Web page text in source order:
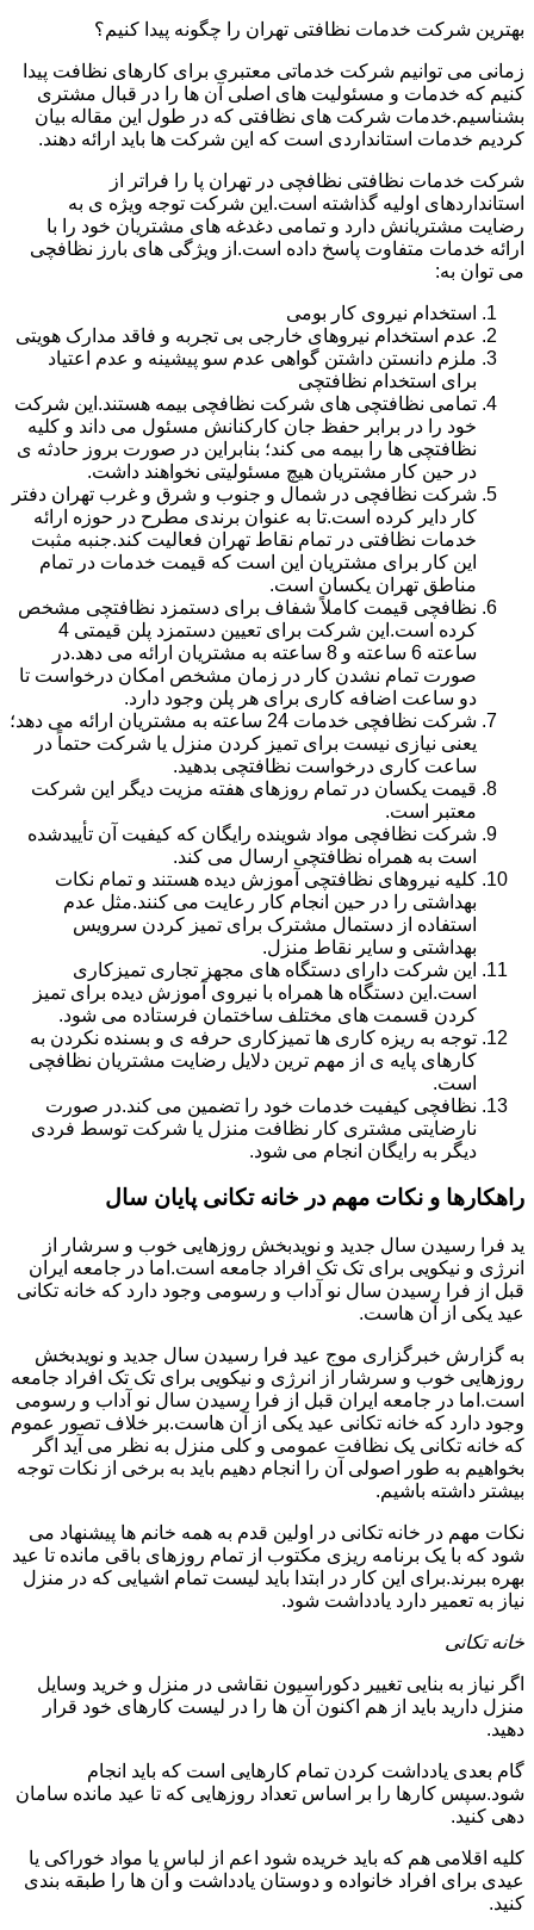
بهترین شرکت خدمات نظافتی تهران را چگونه پیدا کنیم؟
زمانی می توانیم شرکت خدماتی معتبری برای کارهای نظافت پیدا
کنیم که خدمات و مسئولیت های اصلی آن ها را در قبال مشتری
بشناسیم.خدمات شرکت های نظافتی که در طول این مقاله بیان
کردیم خدمات استانداردی است که این شرکت ها باید ارائه دهند.
شرکت خدمات نظافتی نظافچی در تهران پا را فراتر از
استانداردهای اولیه گذاشته است.این شرکت توجه ویژه ی به
رضایت مشتریانش دارد و تمامی دغدغه های مشتریان خود را با
ارائه خدمات متفاوت پاسخ داده است.از ویژگی های بارز نظافچی
می توان به:
استخدام نیروی کار بومی
عدم استخدام نیروهای خارجی بی تجربه و فاقد مدارک هویتی
ملزم دانستن داشتن گواهی عدم سو پیشینه و عدم اعتیاد
برای استخدام نظافتچی
تمامی نظافتچی های شرکت نظافچی بیمه هستند.این شرکت
خود را در برابر حفظ جان کارکنانش مسئول می داند و کلیه
نظافتچی ها را بیمه می کند؛ بنابراین در صورت بروز حادثه ی
در حین کار مشتریان هیچ مسئولیتی نخواهند داشت.
شرکت نظافچی در شمال و جنوب و شرق و غرب تهران دفتر
کار دایر کرده است.تا به عنوان برندی مطرح در حوزه ارائه
خدمات نظافتی در تمام نقاط تهران فعالیت کند.جنبه مثبت
این کار برای مشتریان این است که قیمت خدمات در تمام
مناطق تهران یکسان است.
نظافچی قیمت کاملاً شفاف برای دستمزد نظافتچی مشخص
کرده است.این شرکت برای تعیین دستمزد پلن قیمتی 4
ساعته 6 ساعته و 8 ساعته به مشتریان ارائه می دهد.در
صورت تمام نشدن کار در زمان مشخص امکان درخواست تا
دو ساعت اضافه کاری برای هر پلن وجود دارد.
شرکت نظافچی خدمات 24 ساعته به مشتریان ارائه می دهد؛
یعنی نیازی نیست برای تمیز کردن منزل یا شرکت حتماً در
ساعت کاری درخواست نظافتچی بدهید.
قیمت یکسان در تمام روزهای هفته مزیت دیگر این شرکت
معتبر است.
شرکت نظافچی مواد شوینده رایگان که کیفیت آن تأییدشده
است به همراه نظافتچی ارسال می کند.
کلیه نیروهای نظافتچی آموزش دیده هستند و تمام نکات
بهداشتی را در حین انجام کار رعایت می کنند.مثل عدم
استفاده از دستمال مشترک برای تمیز کردن سرویس
بهداشتی و سایر نقاط منزل.
این شرکت دارای دستگاه های مجهز تجاری تمیزکاری
است.این دستگاه ها همراه با نیروی آموزش دیده برای تمیز
کردن قسمت های مختلف ساختمان فرستاده می شود.
توجه به ریزه کاری ها تمیزکاری حرفه ی و بسنده نکردن به
کارهای پایه ی از مهم ترین دلایل رضایت مشتریان نظافچی
است.
نظافچی کیفیت خدمات خود را تضمین می کند.در صورت
نارضایتی مشتری کار نظافت منزل یا شرکت توسط فردی
دیگر به رایگان انجام می شود.
راهکارها و نکات مهم در خانه تکانی پایان سال
ید فرا رسیدن سال جدید و نویدبخش روزهایی خوب و سرشار از
انرژی و نیکویی برای تک تک افراد جامعه است.اما در جامعه ایران
قبل از فرا رسیدن سال نو آداب و رسومی وجود دارد که خانه تکانی
عید یکی از آن هاست.
به گزارش خبرگزاری موج عید فرا رسیدن سال جدید و نویدبخش
روزهایی خوب و سرشار از انرژی و نیکویی برای تک تک افراد جامعه
است.اما در جامعه ایران قبل از فرا رسیدن سال نو آداب و رسومی
وجود دارد که خانه تکانی عید یکی از آن هاست.بر خلاف تصور عموم
که خانه تکانی یک نظافت عمومی و کلی منزل به نظر می آید اگر
بخواهیم به طور اصولی آن را انجام دهیم باید به برخی از نکات توجه
بیشتر داشته باشیم.
نکات مهم در خانه تکانی در اولین قدم به همه خانم ها پیشنهاد می
شود که با یک برنامه ریزی مکتوب از تمام روزهای باقی مانده تا عید
بهره ببرند.برای این کار در ابتدا باید لیست تمام اشیایی که در منزل
نیاز به تعمیر دارد یادداشت شود.
خانه تکانی
اگر نیاز به بنایی تغییر دکوراسیون نقاشی در منزل و خرید وسایل
منزل دارید باید از هم اکنون آن ها را در لیست کارهای خود قرار
دهید.
گام بعدی یادداشت کردن تمام کارهایی است که باید انجام
شود.سپس کارها را بر اساس تعداد روزهایی که تا عید مانده سامان
دهی کنید.
کلیه اقلامی هم که باید خریده شود اعم از لباس یا مواد خوراکی یا
عیدی برای افراد خانواده و دوستان یادداشت و آن ها را طبقه بندی
کنید.